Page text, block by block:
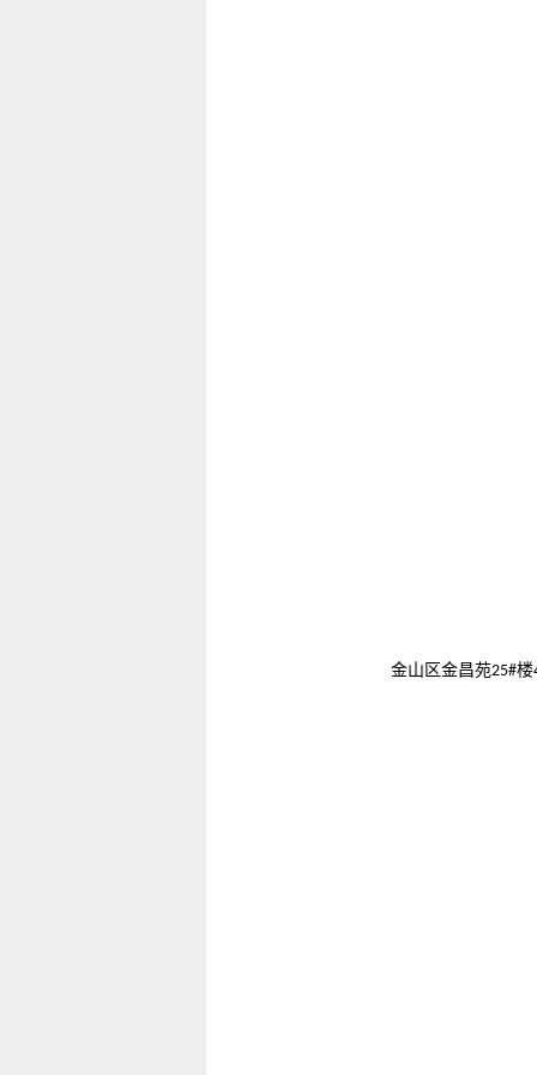
金山区金昌苑25#楼